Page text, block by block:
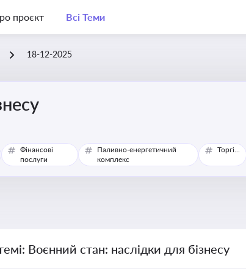
проєкт Всі Теми
18-12-2025
Фінансові
послуги
Паливно-енергетичний
комплекс
Торгівля
Воєнний стан: наслідки для бізнесу